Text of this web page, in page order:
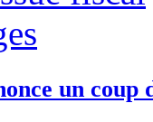
un coup